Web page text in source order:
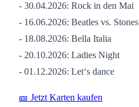
- 30.04.2026: Rock in den Mai
- 16.06.2026: Beatles vs. Stones
- 18.08.2026: Bella Italia
- 20.10.2026: Ladies Night
- 01.12.2026: Let‘s dance
🎫 Jetzt Karten kaufen